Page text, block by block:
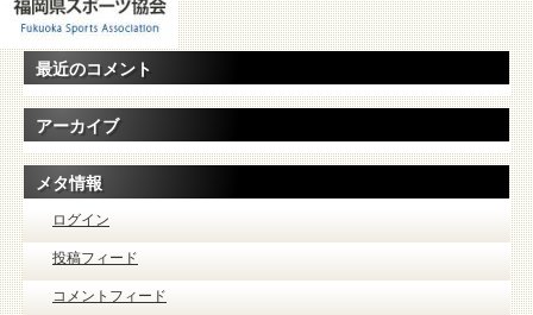
最近のコメント
アーカイブ
メタ情報
ログイン
投稿フィード
コメントフィード